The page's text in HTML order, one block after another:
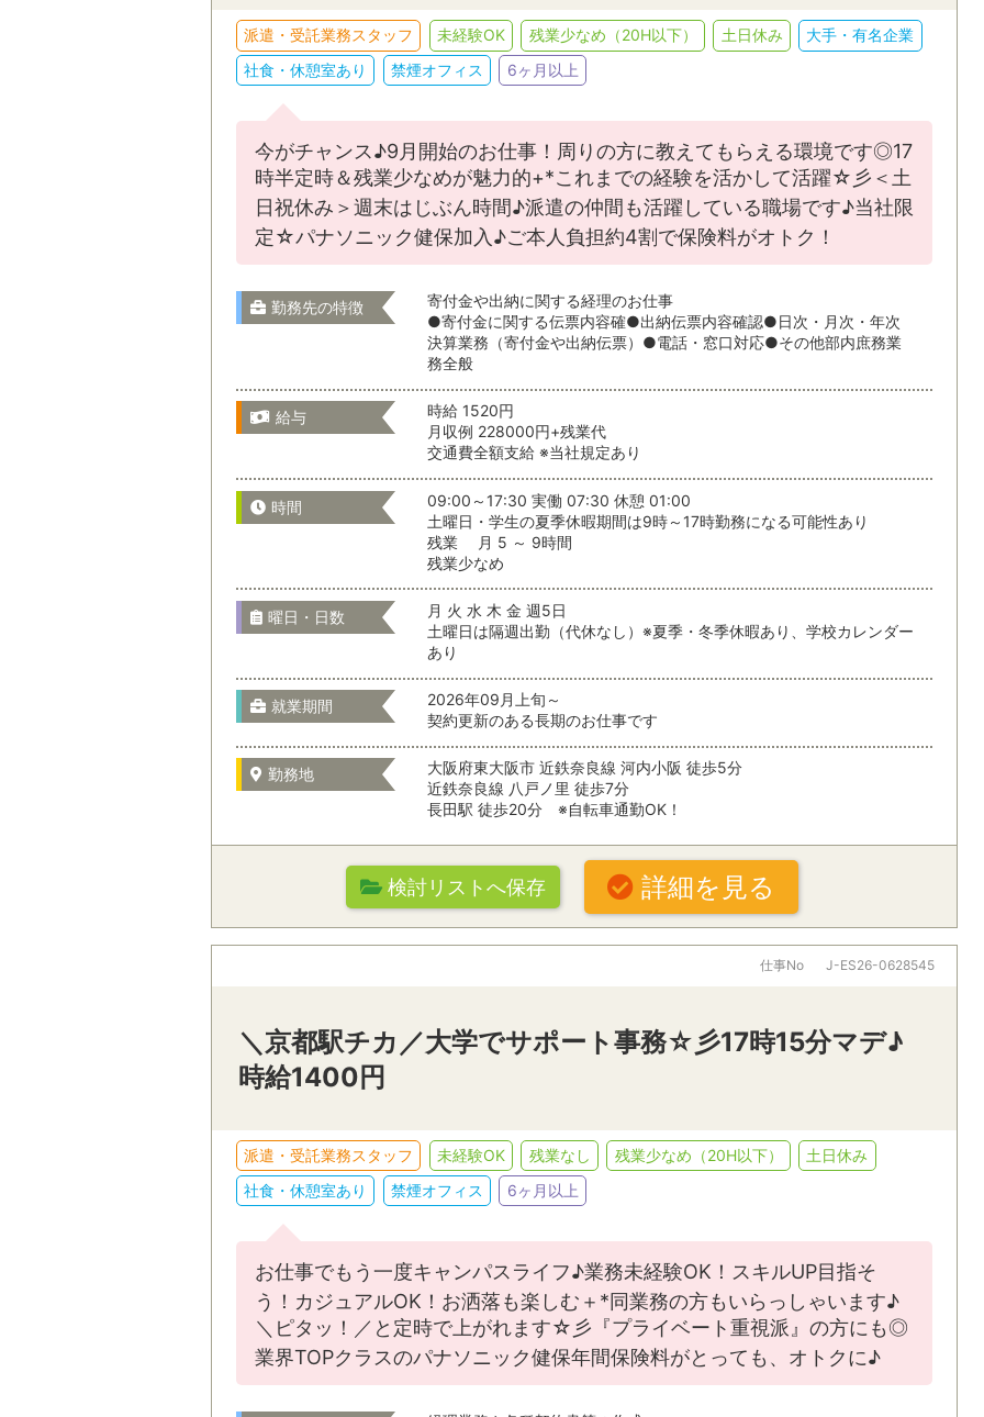
駅名から検索/都道府県
滋賀県
京都府
奈良県
和歌山県
IT・クリエイティブ
その他
金融・証券・保険事務 学校事務
スキルを活かす 語学力を活かす EXCEL
CAD
就業形態
派遣・受託業務スタッフ
就業期間
6ヵ月以上
1～3ヵ月 1ヵ月未満
派遣・受託業務スタッフ 未経験OK 残業少なめ（20H以下） 土日休み
大手・有名企業
社食・休憩室あり
禁煙オフィス 6ヶ月以上
今がチャンス♪9月開始のお仕事！周りの方に教えてもらえる環境です◎17
時半定時＆残業少なめが魅力的+*これまでの経験を活かして活躍☆彡＜土
日祝休み＞週末はじぶん時間♪派遣の仲間も活躍している職場です♪当社限
定☆パナソニック健保加入♪ご本人負担約4割で保険料がオトク！
勤務先の特徴
寄付金や出納に関する経理のお仕事
●寄付金に関する伝票内容確●出納伝票内容確認●日次・月次・年次
決算業務（寄付金や出納伝票）●電話・窓口対応●その他部内庶務業
務全般
給与
時給 1520円
月収例 228000円+残業代
交通費全額支給 ※当社規定あり
時間
09:00～17:30 実働 07:30 休憩 01:00
土曜日・学生の夏季休暇期間は9時～17時勤務になる可能性あり
残業 月 5 ～ 9時間
残業少なめ
曜日・日数
月 火 水 木 金 週5日
土曜日は隔週出勤（代休なし）※夏季・冬季休暇あり、学校カレンダー
あり
就業期間
2026年09月上旬～
契約更新のある長期のお仕事です
勤務地
大阪府東大阪市 近鉄奈良線 河内小阪 徒歩5分
近鉄奈良線 八戸ノ里 徒歩7分
長田駅 徒歩20分 ※自転車通勤OK！
検討リストへ保存 詳細を見る
仕事No J-ES26-0628545
＼京都駅チカ／大学でサポート事務☆彡17時15分マデ♪
時給1400円
派遣・受託業務スタッフ 未経験OK 残業なし 残業少なめ（20H以下）
土日休み
社食・休憩室あり
禁煙オフィス 6ヶ月以上
お仕事でもう一度キャンパスライフ♪業務未経験OK！スキルUP目指そ
う！カジュアルOK！お洒落も楽しむ＋*同業務の方もいらっしゃいます♪
＼ピタッ！／と定時で上がれます☆彡『プライベート重視派』の方にも◎
業界TOPクラスのパナソニック健保年間保険料がとっても、オトクに♪